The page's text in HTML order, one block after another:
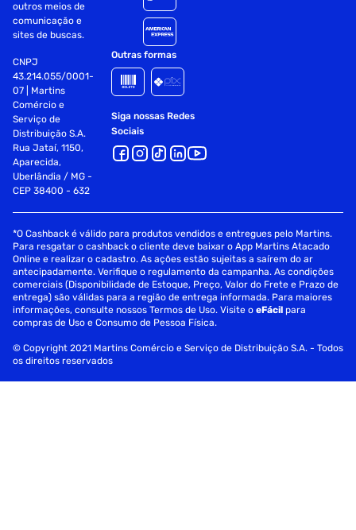
outros meios de
comunicação e
sites de buscas.
CNPJ
43.214.055/0001-
07 | Martins
Comércio e
Serviço de
Distribuição S.A.
Rua Jataí, 1150,
Aparecida,
Uberlândia / MG -
CEP 38400 - 632
Outras formas
Siga nossas Redes
Sociais
*O Cashback é válido para produtos vendidos e entregues pelo Martins.
Para resgatar o cashback o cliente deve baixar o App Martins Atacado
Online e realizar o cadastro. As ações estão sujeitas a saírem do ar
antecipadamente. Verifique o regulamento da campanha. As condições
comerciais (Disponibilidade de Estoque, Preço, Valor do Frete e Prazo de
entrega) são válidas para a região de entrega informada. Para maiores
informações, consulte nossos Termos de Uso. Visite oeFácil para
compras de Uso e Consumo de Pessoa Física.
© Copyright 2021 Martins Comércio e Serviço de Distribuição S.A. - Todos
os direitos reservados